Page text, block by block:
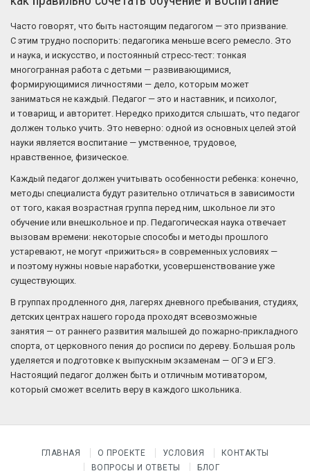
Часто говорят, что быть настоящим педагогом — это призвание.
С этим трудно поспорить: педагогика меньше всего ремесло. Это
и наука, и искусство, и постоянный стресс-тест: тонкая
многогранная работа с детьми — развивающимися,
формирующимися личностями — дело, которым может
заниматься не каждый. Педагог — это и наставник, и психолог,
и товарищ, и авторитет. Нередко приходится слышать, что педагог
должен только учить. Это неверно: одной из основных целей этой
науки является воспитание — умственное, трудовое,
нравственное, физическое.
Каждый педагог должен учитывать особенности ребенка: конечно,
методы специалиста будут разительно отличаться в зависимости
от того, какая возрастная группа перед ним, школьное ли это
обучение или внешкольное и пр. Педагогическая наука отвечает
вызовам времени: некоторые способы и методы прошлого
устаревают, не могут «прижиться» в современных условиях —
и поэтому нужны новые наработки, усовершенствование уже
существующих.
В группах продленного дня, лагерях дневного пребывания, студиях,
детских центрах нашего города проходят всевозможные
занятия — от раннего развития малышей до пожарно-прикладного
спорта, от церковного пения до росписи по дереву. Большая роль
уделяется и подготовке к выпускным экзаменам — ОГЭ и ЕГЭ.
Настоящий педагог должен быть и отличным мотиватором,
который сможет вселить веру в каждого школьника.
ГЛАВНАЯ О ПРОЕКТЕ УСЛОВИЯ
КОНТАКТЫ
ВОПРОСЫ И ОТВЕТЫ
БЛОГ